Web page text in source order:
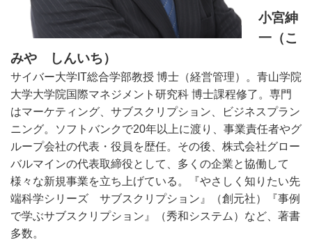
小宮紳
一（こ
みや しんいち）
サイバー大学IT総合学部教授 博士（経営管理）。青山学院
大学大学院国際マネジメント研究科 博士課程修了。専門
はマーケティング、サブスクリプション、ビジネスプラン
ニング。ソフトバンクで20年以上に渡り、事業責任者やグ
ループ会社の代表・役員を歴任。その後、株式会社グロー
バルマインの代表取締役として、多くの企業と協働して
様々な新規事業を立ち上げている。『やさしく知りたい先
端科学シリーズ サブスクリプション』（創元社）『事例
で学ぶサブスクリプション』（秀和システム）など、著書
多数。